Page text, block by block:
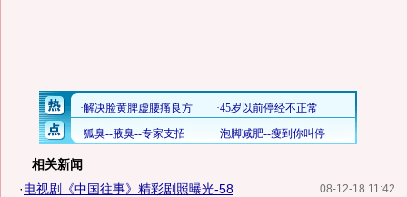
相关新闻
08-12-18 11:42
·电视剧《中国往事》精彩剧照曝光-58